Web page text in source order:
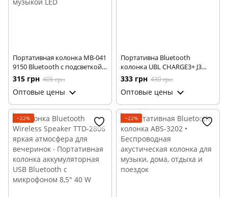
Портативная колонка MB-041
9150 Bluetooth с подсветкой ∙
Колонка беспроводная NB
041 с подсветкой и световой
музыкой LED
315 грн 406 грн
Оптовые цены
Портативна Bluetooth
колонка UBL CHARGE3+ J3
акумуляторна ∙ Колонка UBL
CHARGE3+ J3
333 грн 430 грн
Оптовые цены
−22% −22%